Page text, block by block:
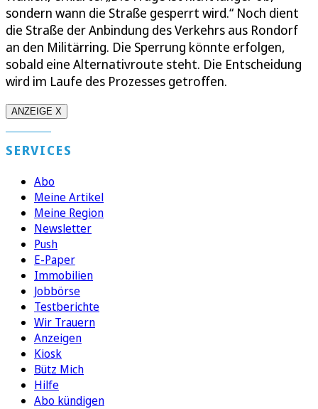
sondern wann die Straße gesperrt wird.“ Noch dient
die Straße der Anbindung des Verkehrs aus Rondorf
an den Militärring. Die Sperrung könnte erfolgen,
sobald eine Alternativroute steht. Die Entscheidung
wird im Laufe des Prozesses getroffen.
ANZEIGE X
SERVICES
Abo
Meine Artikel
Meine Region
Newsletter
Push
E-Paper
Immobilien
Jobbörse
Testberichte
Wir Trauern
Anzeigen
Kiosk
Bütz Mich
Hilfe
Abo kündigen